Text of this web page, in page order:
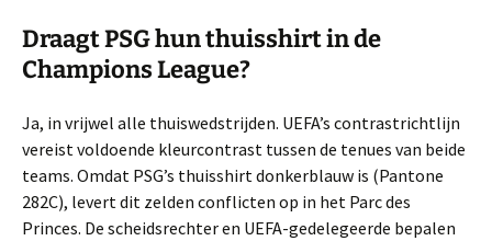
Draagt PSG hun thuisshirt in de
Champions League?
Ja, in vrijwel alle thuiswedstrijden. UEFA’s contrastrichtlijn
vereist voldoende kleurcontrast tussen de tenues van beide
teams. Omdat PSG’s thuisshirt donkerblauw is (Pantone
282C), levert dit zelden conflicten op in het Parc des
Princes. De scheidsrechter en UEFA-gedelegeerde bepalen